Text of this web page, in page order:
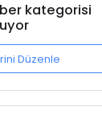
kategorisi
Düzenle